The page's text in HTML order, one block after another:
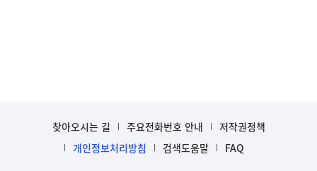
찾아오시는 길 주요전화번호 안내
저작권정책
개인정보처리방침
검색도움말 FAQ